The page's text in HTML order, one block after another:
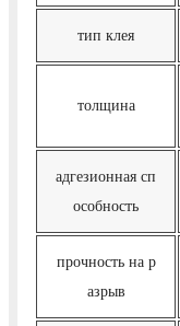
тип клея
толщина
адгезионная сп
особность
прочность на р
азрыв